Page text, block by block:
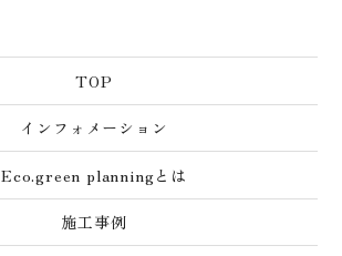
TOP
インフォメーション
Eco.green planningとは
施工事例